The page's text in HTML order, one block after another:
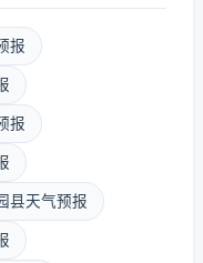
报
报
县天气预报